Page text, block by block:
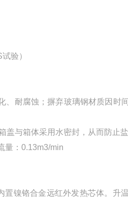
验）
耐腐蚀；摒弃玻璃钢材质因时
与箱体采用水密封，从而防止盐
量：0.13m3/min
镍铬合金远红外发热芯体。升